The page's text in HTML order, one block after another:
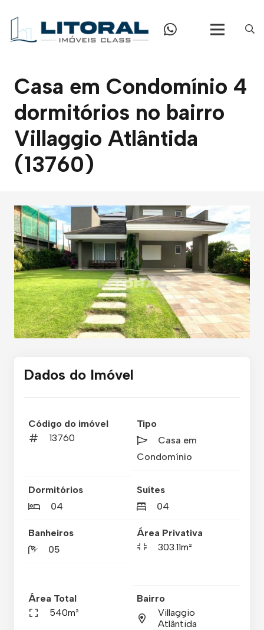
Casa em Condomínio 4
dormitórios no bairro
Villaggio Atlântida
(13760)
Dados do Imóvel
Código do imóvel
13760
Tipo
Casa em
Condomínio
Dormitórios
04
Suítes
04
Banheiros
05
Área Privativa
303.11m²
Área Total
540m²
Bairro
Villaggio
Atlântida